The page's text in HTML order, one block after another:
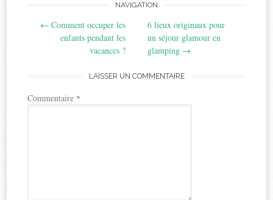
navigation
NAVIGATION
← Comment occuper les
enfants pendant les
vacances ?
6 lieux originaux pour
un séjour glamour en
glamping →
LAISSER UN COMMENTAIRE
Commentaire *